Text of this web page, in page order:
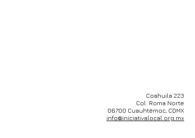
Coahuila 223
Col. Roma Norte
06700 Cuauhtémoc, CDMX
info@iniciativalocal.org.mx